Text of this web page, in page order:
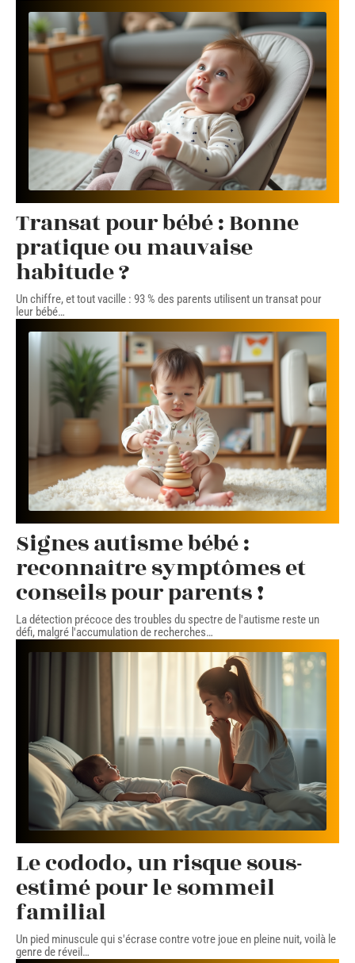
Transat pour bébé : Bonne
pratique ou mauvaise
habitude ?
Un chiffre, et tout vacille : 93 % des parents utilisent un transat pour
leur bébé…
Signes autisme bébé :
reconnaître symptômes et
conseils pour parents !
La détection précoce des troubles du spectre de l'autisme reste un
défi, malgré l'accumulation de recherches…
Le cododo, un risque sous-
estimé pour le sommeil
familial
Un pied minuscule qui s'écrase contre votre joue en pleine nuit, voilà le
genre de réveil …